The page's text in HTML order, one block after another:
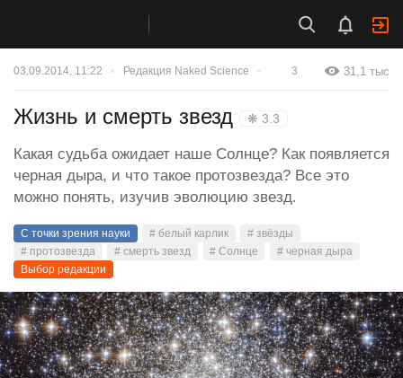
03.09.2014, 11:22 Редакция Naked Science 3 31,1 тыс
Жизнь и смерть звезд ❋ 3.3
Какая судьба ожидает наше Солнце? Как появляется
черная дыра, и что такое протозвезда? Все это
можно понять, изучив эволюцию звезд.
С точки зрения науки # белый карлик
# звёзды
# протозвезда
# смерть звезд # Солнце
# черная дыра
Выбор редакции